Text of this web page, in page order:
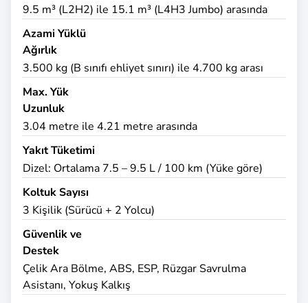
9.5 m³ (L2H2) ile 15.1 m³ (L4H3 Jumbo) arasında
Azami Yüklü
Ağırlık
3.500 kg (B sınıfı ehliyet sınırı) ile 4.700 kg arası
Max. Yük
Uzunluk
3.04 metre ile 4.21 metre arasında
Yakıt Tüketimi
Dizel: Ortalama 7.5 – 9.5 L / 100 km (Yüke göre)
Koltuk Sayısı
3 Kişilik (Sürücü + 2 Yolcu)
Güvenlik ve
Destek
Çelik Ara Bölme, ABS, ESP, Rüzgar Savrulma
Asistanı, Yokuş Kalkış